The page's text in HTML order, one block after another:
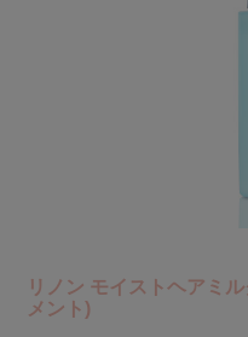
リノン モイストヘアミ
メント)